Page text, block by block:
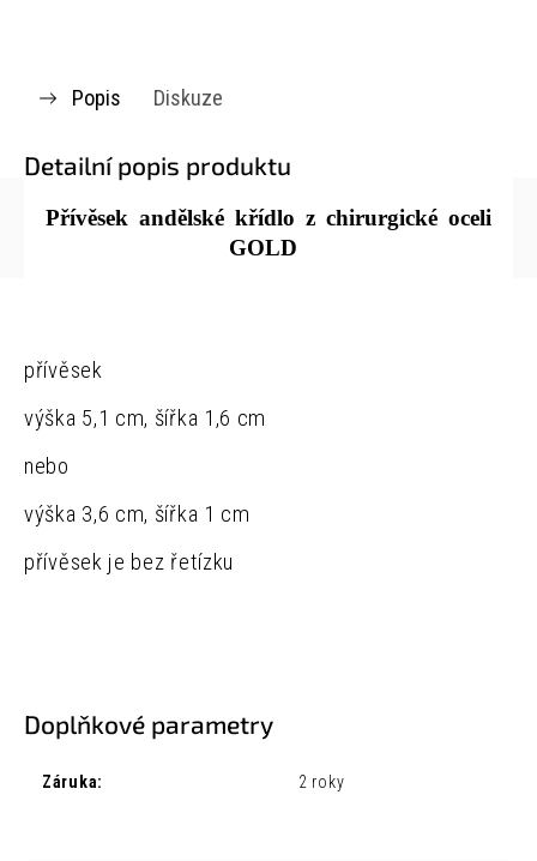
Popis Diskuze
Detailní popis produktu
Přívěsek andělské křídlo z chirurgické oceli
GOLD
přívěsek
výška 5,1 cm, šířka 1,6 cm
nebo
výška 3,6 cm, šířka 1 cm
přívěsek je bez řetízku
Doplňkové parametry
Záruka: 2 roky